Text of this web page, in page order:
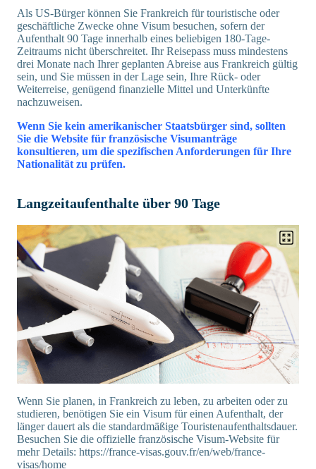
Als US-Bürger können Sie Frankreich für touristische oder
geschäftliche Zwecke ohne Visum besuchen, sofern der
Aufenthalt 90 Tage innerhalb eines beliebigen 180-Tage-
Zeitraums nicht überschreitet. Ihr Reisepass muss mindestens
drei Monate nach Ihrer geplanten Abreise aus Frankreich gültig
sein, und Sie müssen in der Lage sein, Ihre Rück- oder
Weiterreise, genügend finanzielle Mittel und Unterkünfte
nachzuweisen.
Wenn Sie kein amerikanischer Staatsbürger sind, sollten
Sie die Website für französische Visumanträge
konsultieren, um die spezifischen Anforderungen für Ihre
Nationalität zu prüfen.
Langzeitaufenthalte über 90 Tage
Wenn Sie planen, in Frankreich zu leben, zu arbeiten oder zu
studieren, benötigen Sie ein Visum für einen Aufenthalt, der
länger dauert als die standardmäßige Touristenaufenthaltsdauer.
Besuchen Sie die offizielle französische Visum-Website für
mehr Details: https://france-visas.gouv.fr/en/web/france-
visas/home